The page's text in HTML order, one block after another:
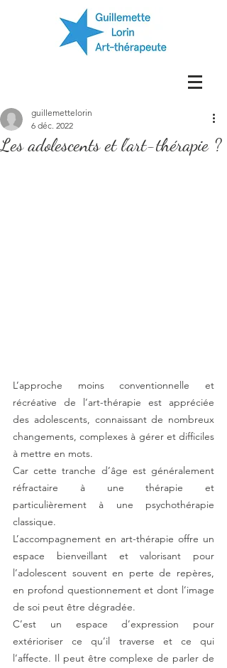
Les adolescents et l’art-thérapie ?
guillemettelorin
6 déc. 2022
L’approche moins conventionnelle et
récréative de l’art-thérapie est appréciée
des adolescents, connaissant de nombreux
changements, complexes à gérer et difficiles
à mettre en mots.
Car cette tranche d’âge est généralement
réfractaire à une thérapie et
particulièrement à une psychothérapie
classique.
L’accompagnement en art-thérapie offre un
espace bienveillant et valorisant pour
l’adolescent souvent en perte de repères,
en profond questionnement et dont l’image
de soi peut être dégradée.
C’est un espace d’expression pour
extérioriser ce qu’il traverse et ce qui
l’affecte. Il peut être complexe de parler de